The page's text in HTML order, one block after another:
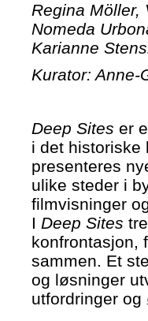
Regina Möller,
Nomeda
Karianne
Kurator: Anne-
Deep Sites er
i det historiske
presenteres
ulike steder i
filmvisninger
I Deep Sites
konfrontasjon,
sammen. Et
og løsninger
utfordringer